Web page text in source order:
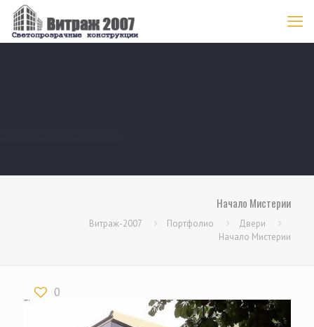
Начало Мистерии
Витраж-2007 Портфолио
Двери
Начало Мистерии
0